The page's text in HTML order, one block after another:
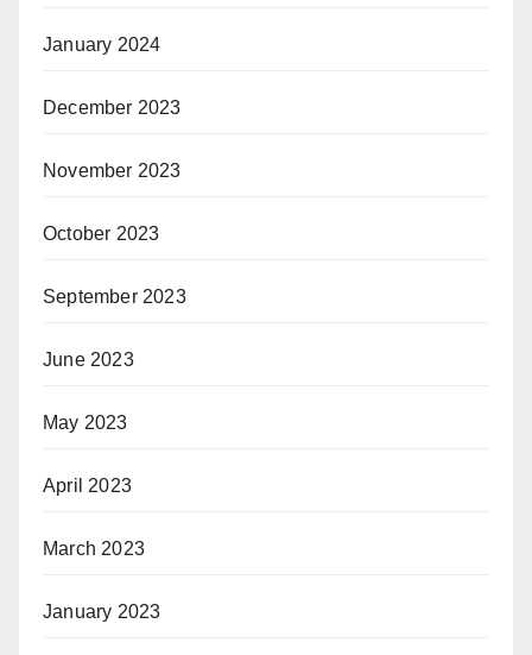
January 2024
December 2023
November 2023
October 2023
September 2023
June 2023
May 2023
April 2023
March 2023
January 2023